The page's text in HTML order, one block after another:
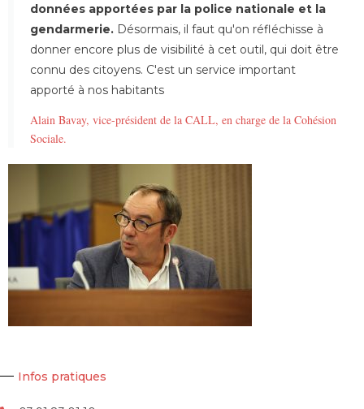
données apportées par la police nationale et la
gendarmerie. Désormais, il faut qu'on réfléchisse à
donner encore plus de visibilité à cet outil, qui doit être
connu des citoyens. C'est un service important
apporté à nos habitants
Alain Bavay, vice-président de la CALL, en charge de la Cohésion
Sociale.
Infos pratiques